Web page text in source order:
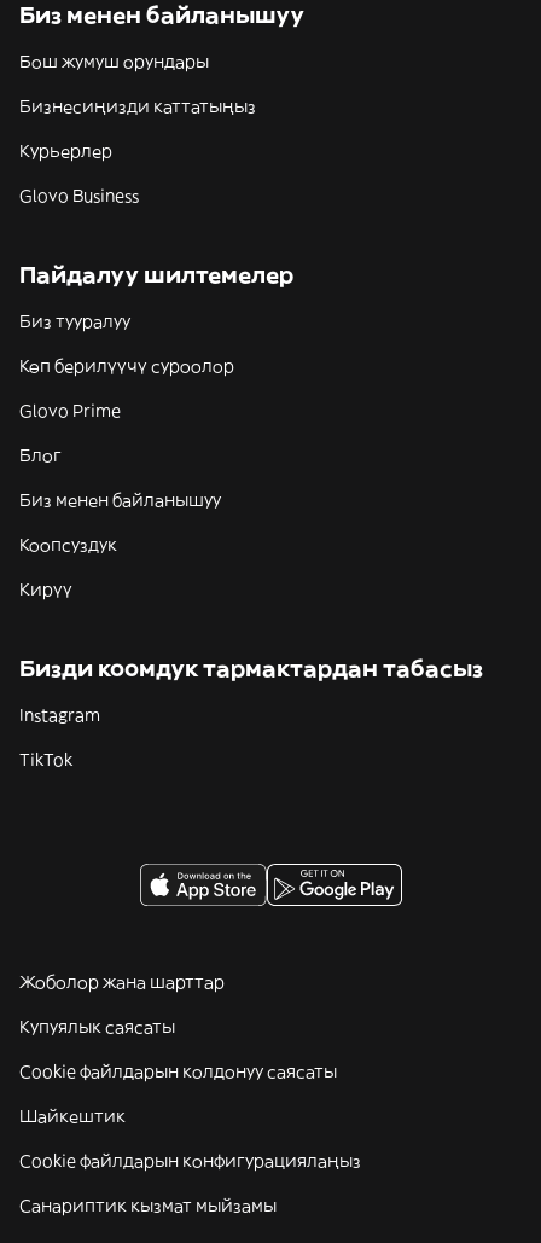
Биз менен байланышуу
Бош жумуш орундары
Бизнесиңизди каттатыңыз
Курьерлер
Glovo Business
Пайдалуу шилтемелер
Биз тууралуу
Көп берилүүчү суроолор
Glovo Prime
Блог
Биз менен байланышуу
Коопсуздук
Кирүү
Бизди коомдук тармактардан табасыз
Instagram
TikTok
Жоболор жана шарттар
Купуялык саясаты
Cookie файлдарын колдонуу саясаты
Шайкештик
Cookie файлдарын конфигурациялаңыз
Санариптик кызмат мыйзамы